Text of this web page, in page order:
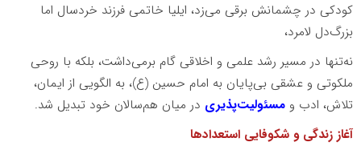
کودکی در چشمانش برقی می‌زد، ایلیا خاتمی فرزند خردسال اما
بزرگ‌دل لامرد،
نه‌تنها در مسیر رشد علمی و اخلاقی گام برمی‌داشت، بلکه با روحی
ملکوتی و عشقی بی‌پایان به امام حسین (ع)، به الگویی از ایمان،
تلاش، ادب ومسئولیت‌پذیری در میان هم‌سالان خود تبدیل شد.
آغاز زندگی و شکوفایی استعدادها